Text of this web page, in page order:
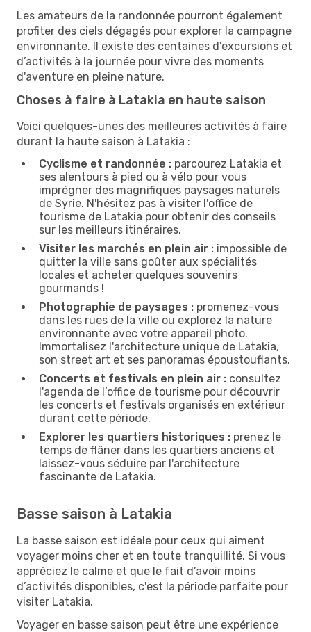
Les amateurs de la randonnée pourront également
profiter des ciels dégagés pour explorer la campagne
environnante. Il existe des centaines d’excursions et
d’activités à la journée pour vivre des moments
d'aventure en pleine nature.
Choses à faire à Latakia en haute saison
Voici quelques-unes des meilleures activités à faire
durant la haute saison à Latakia :
Cyclisme et randonnée : parcourez Latakia et
ses alentours à pied ou à vélo pour vous
imprégner des magnifiques paysages naturels
de Syrie. N'hésitez pas à visiter l'office de
tourisme de Latakia pour obtenir des conseils
sur les meilleurs itinéraires.
Visiter les marchés en plein air : impossible de
quitter la ville sans goûter aux spécialités
locales et acheter quelques souvenirs
gourmands !
Photographie de paysages : promenez-vous
dans les rues de la ville ou explorez la nature
environnante avec votre appareil photo.
Immortalisez l'architecture unique de Latakia,
son street art et ses panoramas époustouflants.
Concerts et festivals en plein air : consultez
l'agenda de l’office de tourisme pour découvrir
les concerts et festivals organisés en extérieur
durant cette période.
Explorer les quartiers historiques : prenez le
temps de flâner dans les quartiers anciens et
laissez-vous séduire par l'architecture
fascinante de Latakia.
Basse saison à Latakia
La basse saison est idéale pour ceux qui aiment
voyager moins cher et en toute tranquillité. Si vous
appréciez le calme et que le fait d’avoir moins
d’activités disponibles, c'est la période parfaite pour
visiter Latakia.
Voyager en basse saison peut être une expérience